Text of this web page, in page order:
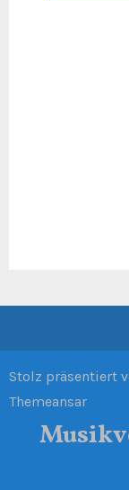
Stolz präsentiert
Themeansar